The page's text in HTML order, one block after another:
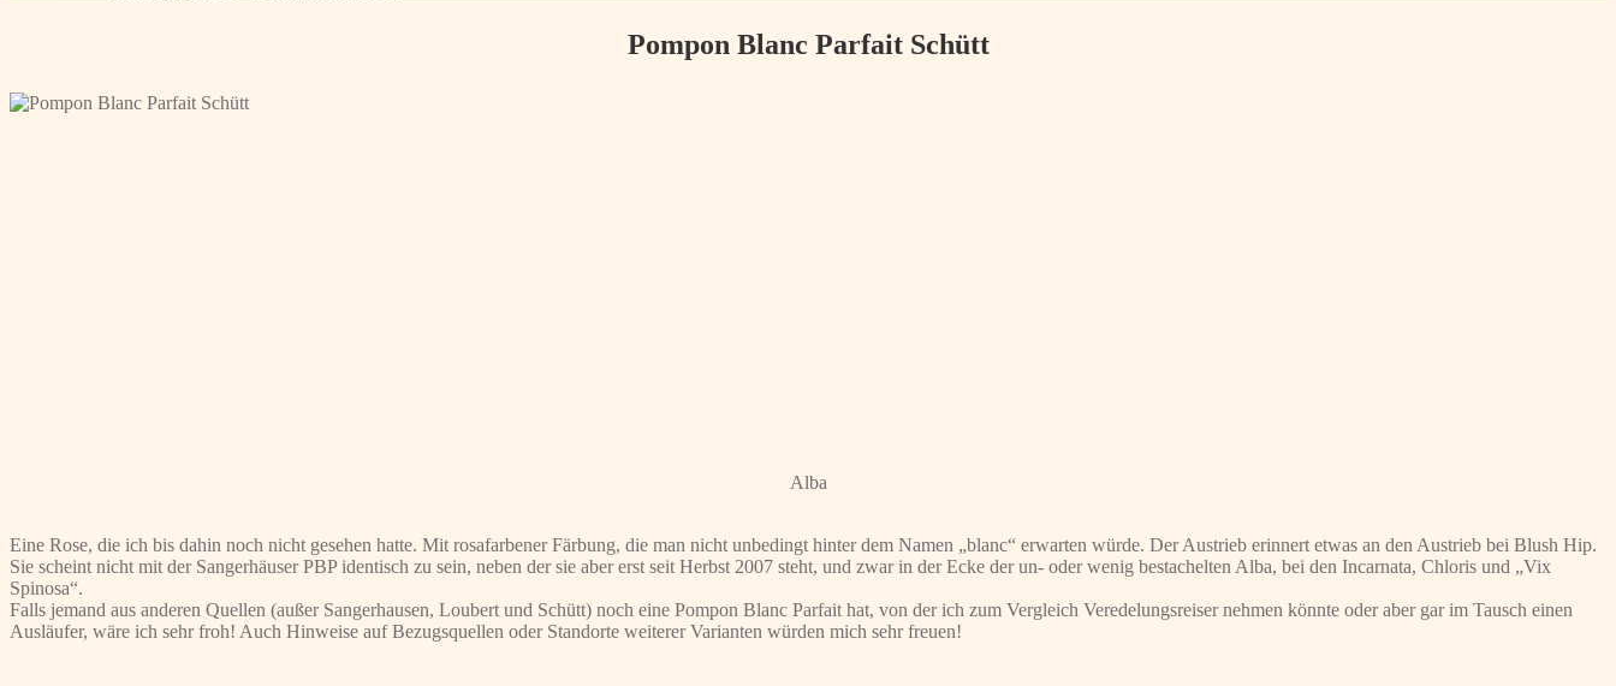
Pompon Blanc Parfait Schütt
Alba
Eine Rose, die ich bis dahin noch nicht gesehen hatte. Mit rosafarbener Färbung, die man nicht unbedingt hinter dem Namen „blanc“ erwarten würde. Der Austrieb erinnert etwas an den Austrieb bei Blush Hip.
Sie scheint nicht mit der Sangerhäuser PBP identisch zu sein, neben der sie aber erst seit Herbst 2007 steht, und zwar in der Ecke der un- oder wenig bestachelten Alba, bei den Incarnata, Chloris und „Vix
Spinosa“.
Falls jemand aus anderen Quellen (außer Sangerhausen, Loubert und Schütt) noch eine Pompon Blanc Parfait hat, von der ich zum Vergleich Veredelungsreiser nehmen könnte oder aber gar im Tausch einen
Ausläufer, wäre ich sehr froh! Auch Hinweise auf Bezugsquellen oder Standorte weiterer Varianten würden mich sehr freuen!